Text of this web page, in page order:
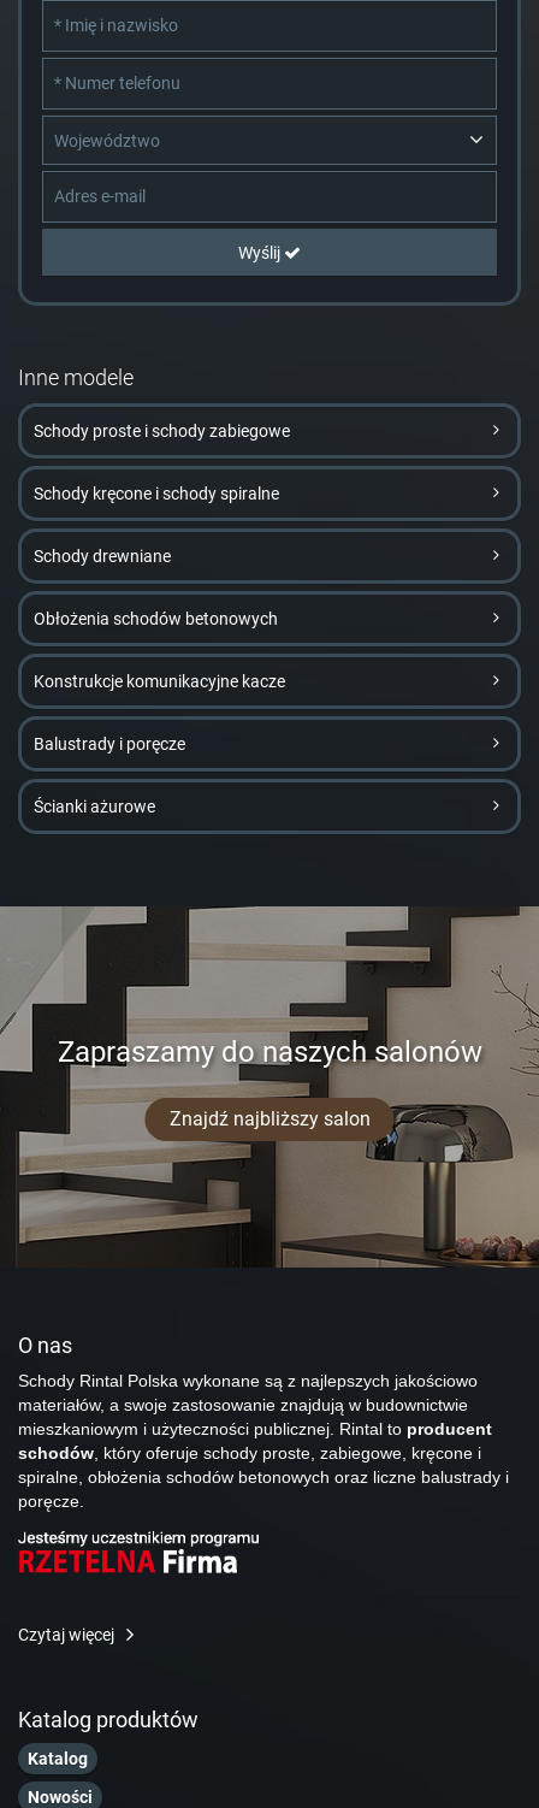
Województwo
Wyślij
Inne modele
Schody proste i schody zabiegowe
Schody kręcone i schody spiralne
Schody drewniane
Obłożenia schodów betonowych
Konstrukcje komunikacyjne kacze
Balustrady i poręcze
Ścianki ażurowe
Zapraszamy do naszych salonów
Znajdź najbliższy salon
O nas
Schody Rintal Polska wykonane są z najlepszych jakościowo
materiałów, a swoje zastosowanie znajdują w budownictwie
mieszkaniowym i użyteczności publicznej. Rintal to producent
schodów , który oferuje schody proste, zabiegowe, kręcone i
spiralne, obłożenia schodów betonowych oraz liczne balustrady i
poręcze.
Czytaj więcej
Katalog produktów
Katalog
Nowości